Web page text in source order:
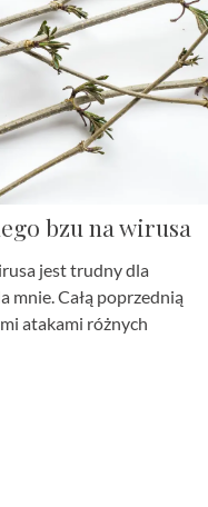
bzu na wirusa
jest trudny dla
mnie. Całą poprzednią
atakami różnych